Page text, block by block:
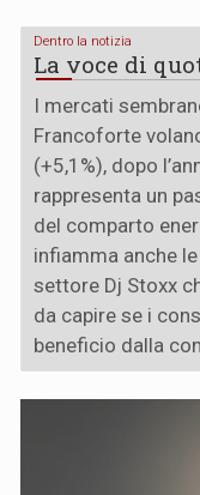
Dentro la notizia
La voce di
I mercati
Francoforte
(+5,1%), dopo
rappresenta un
del comparto
infiamma anche
settore Dj Stoxx
da capire se i
beneficio dalla